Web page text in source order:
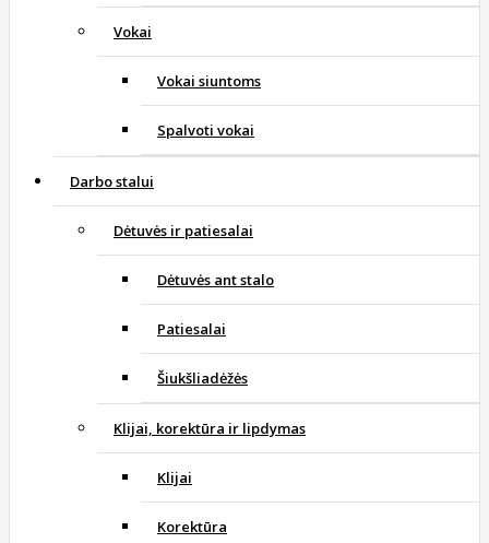
Vokai
Vokai siuntoms
Spalvoti vokai
Darbo stalui
Dėtuvės ir patiesalai
Dėtuvės ant stalo
Patiesalai
Šiukšliadėžės
Klijai, korektūra ir lipdymas
Klijai
Korektūra